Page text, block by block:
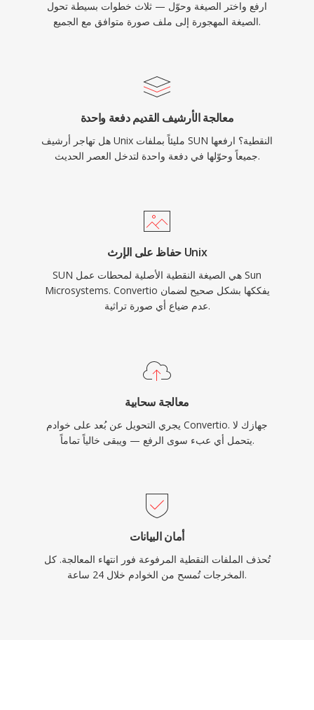
ارفع واختر الصيغة وحوّل — ثلاث خطوات بسيطة تحول
الصيغة المهجورة إلى ملف صورة متوافق مع الجميع.
معالجة الأرشيف القديم دفعة واحدة
هل تهاجر أرشيف Unix مليئاً بملفات SUN النقطية؟ ارفعها
جميعاً وحوّلها في دفعة واحدة لتدخل العصر الحديث.
حفاظ على الإرث Unix
SUN هي الصيغة النقطية الأصلية لمحطات عمل Sun
Microsystems. Convertio يفككها بشكل صحيح لضمان
عدم ضياع أي صورة تراثية.
معالجة سحابية
يجري التحويل عن بُعد على خوادم Convertio. جهازك لا
يتحمل أي عبء سوى الرفع — ويبقى خالياً تماماً.
أمان البيانات
تُحذف الملفات النقطية المرفوعة فور انتهاء المعالجة. كل
المخرجات تُمسح من الخوادم خلال 24 ساعة.